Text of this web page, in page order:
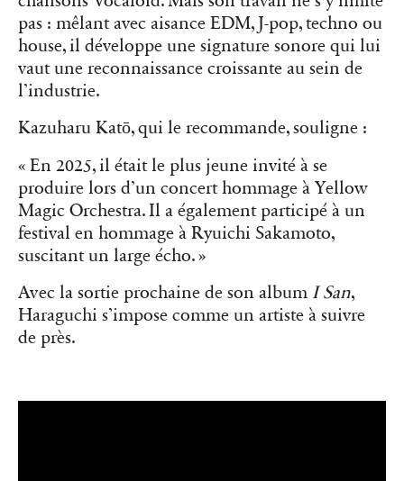
pas : mêlant avec aisance EDM, J-pop, techno ou
house, il développe une signature sonore qui lui
vaut une reconnaissance croissante au sein de
l’industrie.
Kazuharu Katō, qui le recommande, souligne :
« En 2025, il était le plus jeune invité à se
produire lors d’un concert hommage à Yellow
Magic Orchestra. Il a également participé à un
festival en hommage à Ryuichi Sakamoto,
suscitant un large écho. »
Avec la sortie prochaine de son album I San,
Haraguchi s’impose comme un artiste à suivre
de près.